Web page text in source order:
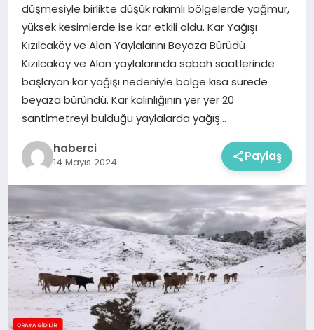
YAŞAM
düşmesiyle birlikte düşük rakımlı bölgelerde yağmur,
yüksek kesimlerde ise kar etkili oldu. Kar Yağışı
Kızılcaköy ve Alan Yaylalarını Beyaza Bürüdü
Kızılcaköy ve Alan yaylalarında sabah saatlerinde
başlayan kar yağışı nedeniyle bölge kısa sürede
beyaza büründü. Kar kalınlığının yer yer 20
santimetreyi bulduğu yaylalarda yağış…
haberci
14 Mayıs 2024 Paylaş